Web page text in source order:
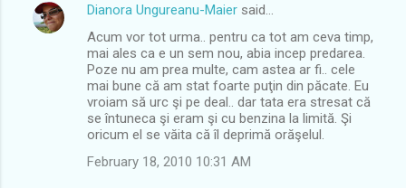
Dianora Ungureanu-Maier said…
Acum vor tot urma.. pentru ca tot am ceva timp,
mai ales ca e un sem nou, abia incep predarea.
Poze nu am prea multe, cam astea ar fi.. cele
mai bune că am stat foarte puţin din păcate. Eu
vroiam să urc şi pe deal.. dar tata era stresat că
se întuneca şi eram şi cu benzina la limită. Şi
oricum el se văita că îl deprimă orăşelul.
February 18, 2010 10:31 AM